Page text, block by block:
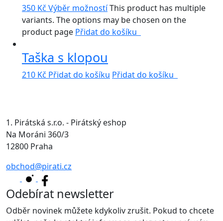
350 Kč Výběr možnostíThis product has multiple
variants. The options may be chosen on the
product page Přidat do košíku
Taška s klopou
210 Kč Přidat do košíku Přidat do košíku
1. Pirátská s.r.o. - Pirátský eshop
Na Moráni 360/3
12800 Praha
obchod@pirati.cz
Odebírat newsletter
Odběr novinek můžete kdykoliv zrušit. Pokud to chcete